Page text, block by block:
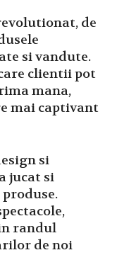
de
si vandute.
clientii pot
mana,
mai captivant
si
jucat si
randul
de noi